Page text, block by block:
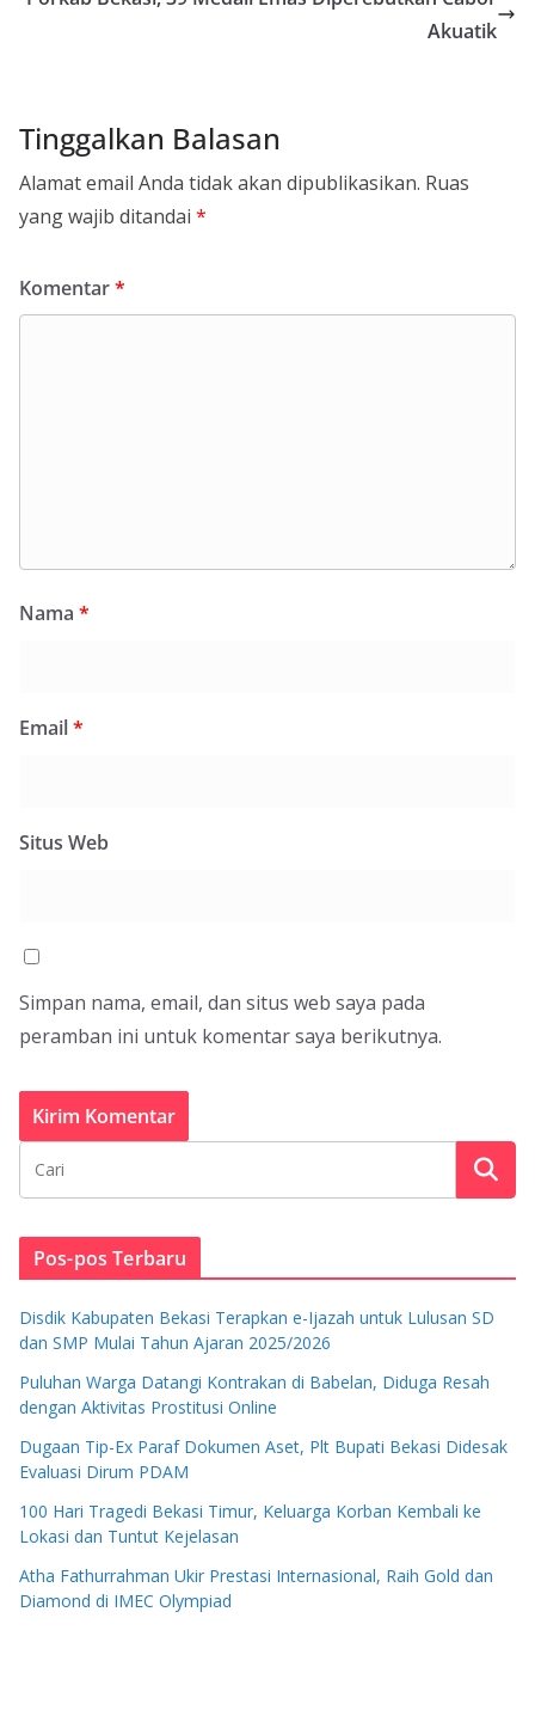
Akuatik
Tinggalkan Balasan
Alamat email Anda tidak akan dipublikasikan. Ruas
yang wajib ditandai *
Komentar*
Nama *
Email*
Situs Web
Simpan nama, email, dan situs web saya pada
peramban ini untuk komentar saya berikutnya.
Pos-pos Terbaru
Disdik Kabupaten Bekasi Terapkan e-Ijazah untuk Lulusan SD
dan SMP Mulai Tahun Ajaran 2025/2026
Puluhan Warga Datangi Kontrakan di Babelan, Diduga Resah
dengan Aktivitas Prostitusi Online
Dugaan Tip-Ex Paraf Dokumen Aset, Plt Bupati Bekasi Didesak
Evaluasi Dirum PDAM
100 Hari Tragedi Bekasi Timur, Keluarga Korban Kembali ke
Lokasi dan Tuntut Kejelasan
Atha Fathurrahman Ukir Prestasi Internasional, Raih Gold dan
Diamond di IMEC Olympiad